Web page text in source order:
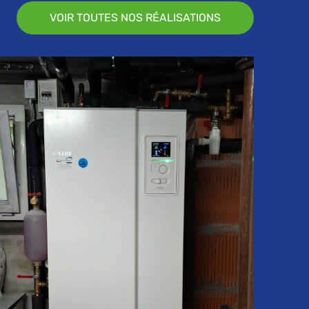
VOIR TOUTES NOS RÉALISATIONS